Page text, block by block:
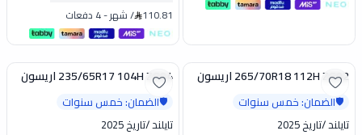
110.81
/شهر-4 دفعات
تخفيض 265/70R18 112H ZG02 اريسون
🛡️الضمان: خمس سنوات
تايلند/تاريخ 2025
235/65R17 104H ZG04 اريسون
🛡️الضمان: خمس سنوات
تايلند/تاريخ 2025